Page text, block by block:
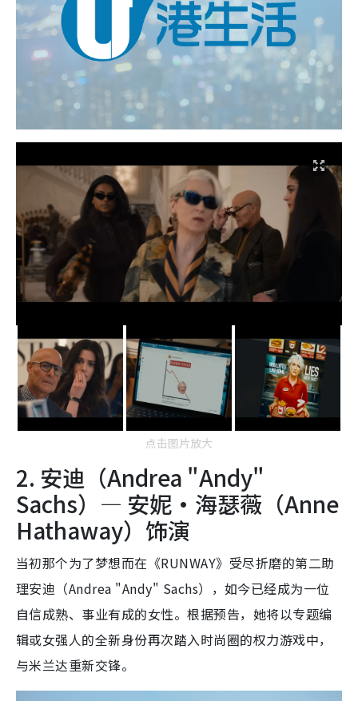
点击图片放大
2. 安迪（Andrea "Andy"
Sachs）— 安妮·海瑟薇（Anne
Hathaway）饰演
当初那个为了梦想而在《RUNWAY》受尽折磨的第二助
理安迪（Andrea "Andy" Sachs），如今已经成为一位
自信成熟、事业有成的女性。根据预告，她将以专题编
辑或女强人的全新身份再次踏入时尚圈的权力游戏中，
与米兰达重新交锋。